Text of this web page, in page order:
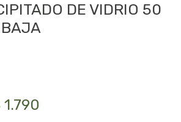
DE VIDRIO 50
BAJA
1.790